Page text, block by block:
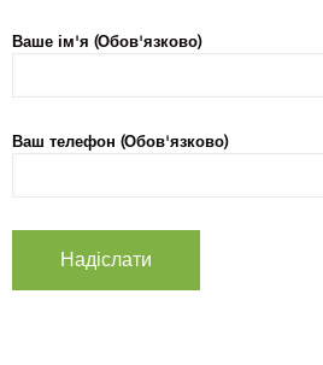
Ваше ім'я (Обов'язково)
Ваш телефон (Обов'язково)